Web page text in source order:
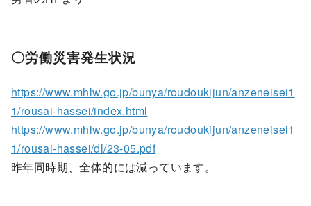
〇労働災害発生状況
https://www.mhlw.go.jp/bunya/roudoukijun/anzeneisei1
1/rousai-hassei/index.html
https://www.mhlw.go.jp/bunya/roudoukijun/anzeneisei1
1/rousai-hassei/dl/23-05.pdf
昨年同時期、全体的には減っています。